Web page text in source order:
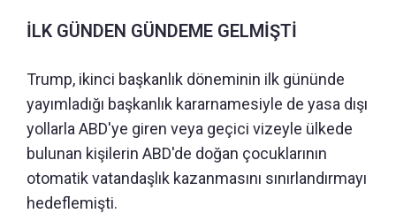
İLK GÜNDEN GÜNDEME GELMİŞTİ
Trump, ikinci başkanlık döneminin ilk gününde
yayımladığı başkanlık kararnamesiyle de yasa dışı
yollarla ABD'ye giren veya geçici vizeyle ülkede
bulunan kişilerin ABD'de doğan çocuklarının
otomatik vatandaşlık kazanmasını sınırlandırmayı
hedeflemişti.